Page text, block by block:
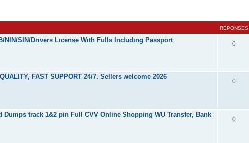
RÉPONSES
SIN/Drıvers Lıcense Wıth Fulls Includıng Passport 0
FAST SUPPORT 24/7. Sellers welcome 2026
0
Dumps track 1&2 pin Full CVV Online Shopping WU Transfer, Bank
0